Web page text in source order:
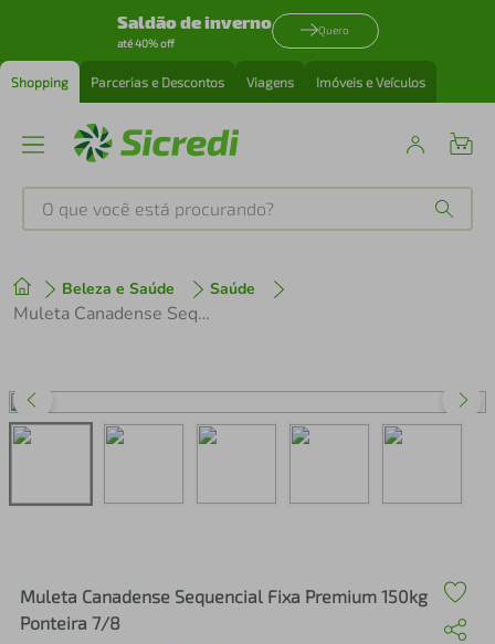
Saldão de inverno
até 40% off
Quero
Shopping Parcerias e Descontos Viagens Imóveis e Veículos
O que você está procurando?
Beleza e Saúde Saúde
Muleta Canadense Sequencial Fixa Premium 150kg Ponteira 7/8
Muleta Canadense Sequencial Fixa Premium 150kg
Ponteira 7/8
1º tenis
perfume